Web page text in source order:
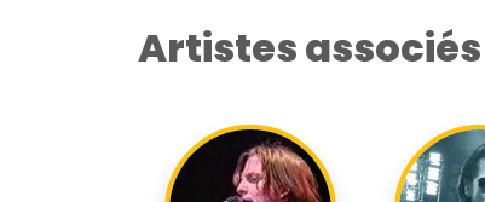
Artistes associés